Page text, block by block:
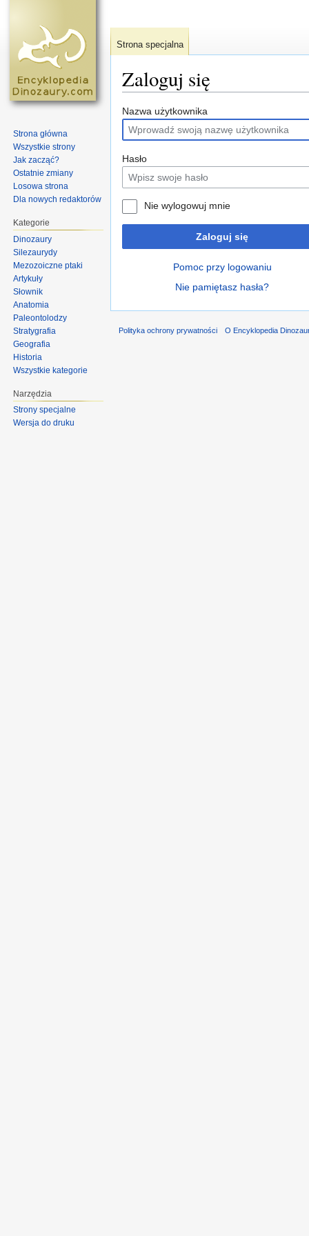
Zaloguj się
Nazwa użytkownika
Hasło
Nie wylogowuj mnie
Zaloguj się
Pomoc przy logowaniu
Nie pamiętasz hasła?
Strona specjalna
Strona główna
Wszystkie strony
Jak zacząć?
Ostatnie zmiany
Losowa strona
Dla nowych redaktorów
Kategorie
Dinozaury
Silezaurydy
Mezozoiczne ptaki
Artykuły
Słownik
Anatomia
Paleontolodzy
Stratygrafia
Geografia
Historia
Wszystkie kategorie
Narzędzia
Strony specjalne
Wersja do druku
Polityka ochrony prywatności O Encyklopedia